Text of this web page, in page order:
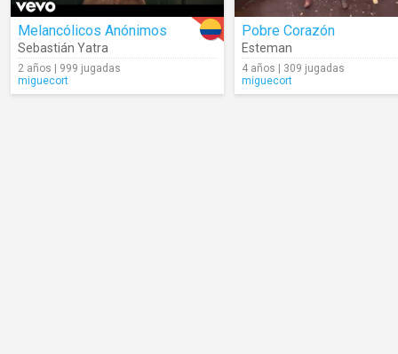
Melancólicos Anónimos
Sebastián Yatra
2 años | 999 jugadas
miguecort
Pobre Corazón
Esteman
4 años | 309 jugadas
miguecort